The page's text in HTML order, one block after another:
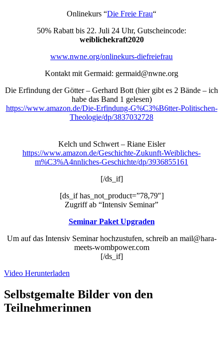
Onlinekurs “Die Freie Frau“
50% Rabatt bis 22. Juli 24 Uhr, Gutscheincode:
weiblichekraft2020
www.nwne.org/onlinekurs-diefreiefrau
Kontakt mit Germaid: germaid@nwne.org
Die Erfindung der Götter – Gerhard Bott (hier gibt es 2 Bände – ich
habe das Band 1 gelesen)
https://www.amazon.de/Die-Erfindung-G%C3%B6tter-Politischen-
Theologie/dp/3837032728
Kelch und Schwert – Riane Eisler
https://www.amazon.de/Geschichte-Zukunft-Weibliches-
m%C3%A4nnliches-Geschichte/dp/3936855161
[/ds_if]
[ds_if has_not_product=”78,79″]
Zugriff ab “Intensiv Seminar”
Seminar Paket Upgraden
Um auf das Intensiv Seminar hochzustufen, schreib an mail@hara-
meets-wombpower.com
[/ds_if]
Video Herunterladen
Selbstgemalte Bilder von den
Teilnehmerinnen